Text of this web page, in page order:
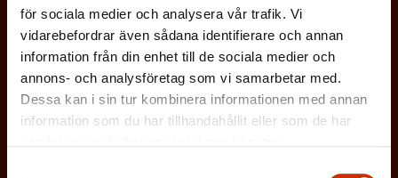
för sociala medier och analysera vår trafik. Vi
vidarebefordrar även sådana identifierare och annan
information från din enhet till de sociala medier och
annons- och analysföretag som vi samarbetar med.
Dessa kan i sin tur kombinera informationen med annan
information som du har tillhandahållit eller som de har
Jag godkänner att mina uppgifter sparas och
behandlas i enlighet med
dataskyddsbeskrivningen för FFC:s
l